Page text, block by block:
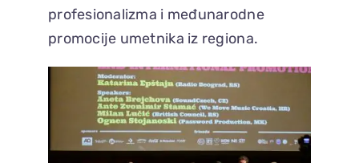
profesionalizma i međunarodne
promocije umetnika iz regiona.